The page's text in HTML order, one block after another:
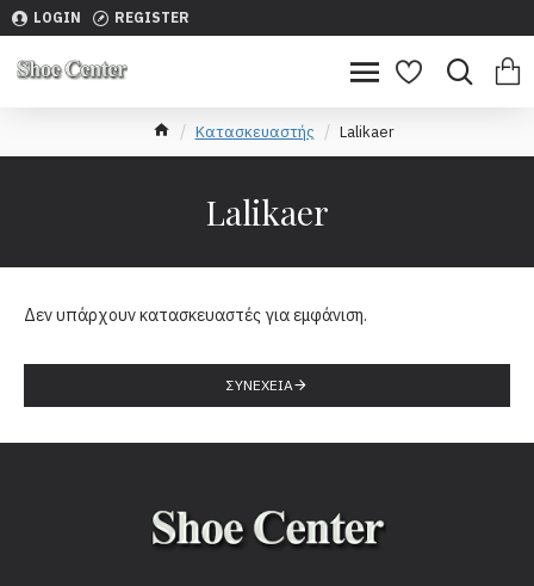
LOGIN REGISTER
Κατασκευαστής Lalikaer
Lalikaer
Δεν υπάρχουν κατασκευαστές για εμφάνιση.
ΣΥΝΈΧΕΙΑ